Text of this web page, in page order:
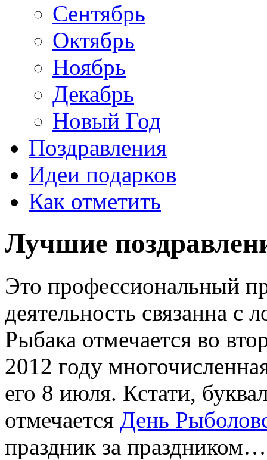
Сентябрь
Октябрь
Ноябрь
Декабрь
Новый Год
Поздравления
Идеи подарков
Как отметить
Лучшие
Это профессиональный
деятельность связанна
Рыбака отмечается во
2012 году
его 8 июля. Кстати,
отмечается День
праздник за праздником…